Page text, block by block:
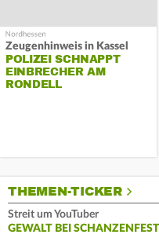
Zeugenhinweis in Kassel
POLIZEI SCHNAPPT
EINBRECHER AM
RONDELL
THEMEN-TICKER
Streit um YouTuber
GEWALT BEI